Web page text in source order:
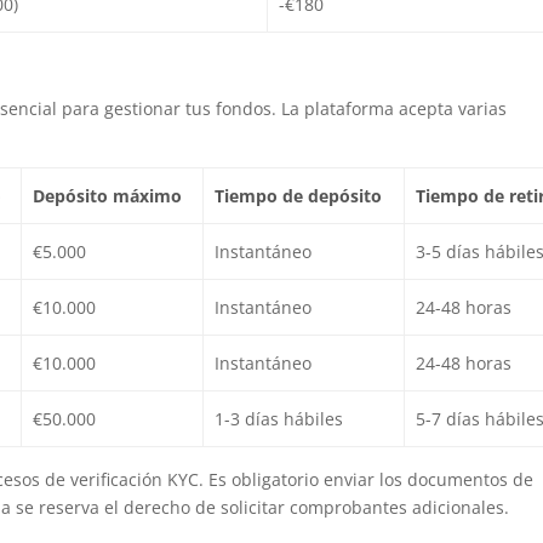
para gestionar tus fondos. La plataforma acepta varias
Depósito máximo Tiempo de depósito Tiempo de
€5.000 Instantáneo 3-5 días hábiles
€10.000 Instantáneo 24-48 horas
€10.000 Instantáneo 24-48 horas
€50.000 1-3 días hábiles 5-7 días hábiles
de verificación KYC. Es obligatorio enviar los documentos de
reserva el derecho de solicitar comprobantes adicionales.